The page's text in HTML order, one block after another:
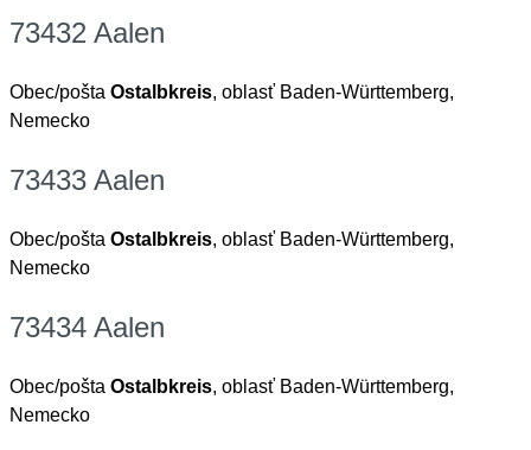
73432 Aalen
Obec/pošta Ostalbkreis, oblasť Baden-Württemberg,
Nemecko
73433 Aalen
Obec/pošta Ostalbkreis, oblasť Baden-Württemberg,
Nemecko
73434 Aalen
Obec/pošta Ostalbkreis, oblasť Baden-Württemberg,
Nemecko